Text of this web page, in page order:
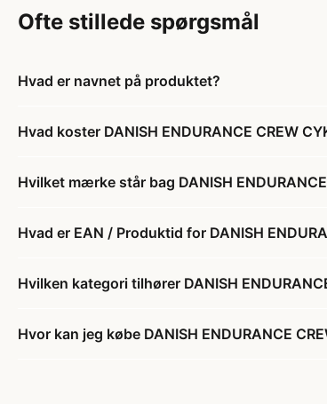
Ofte stillede spørgsmål
Hvad er navnet på produktet?
Hvad koster DANISH ENDURANCE CREW
Hvilket mærke står bag DANISH
Hvad er EAN / Produktid for DANISH
Hvilken kategori tilhører DANISH
Hvor kan jeg købe DANISH ENDURANCE